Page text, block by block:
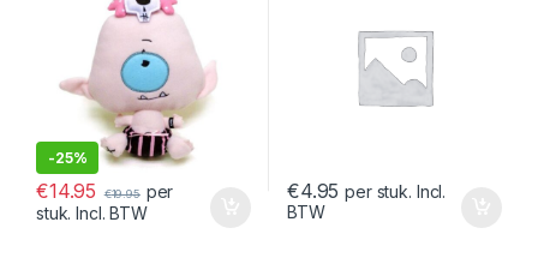
-25%
€14.95 €19.95 per
stuk. Incl. BTW
€4.95 per stuk. Incl.
BTW